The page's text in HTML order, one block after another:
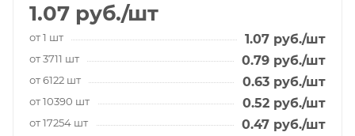
1.07 руб./шт
от 1 шт 1.07 руб./шт
от 3711 шт 0.79 руб./шт
от 6122 шт 0.63 руб./шт
от 10390 шт 0.52 руб./шт
от 17254 шт 0.47 руб./шт